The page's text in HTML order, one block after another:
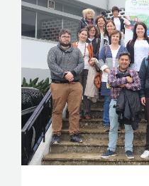
ΕΡΕΥΝΗΤΙΚΆ ΈΡΓΑ
ΠΡΟΪΌΝΤΑ
ΛΎΣΕΙΣ
ΝΈΑ
ΕΠΙΚΟΙΝΩΝΊΑ